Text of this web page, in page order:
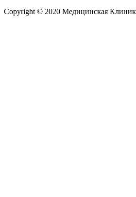
Copyright © 2020 Медицинская